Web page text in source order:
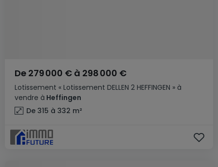
Lotissement « Lotissement DELLEN 2 HEFFINGEN » à
vendre à Heffingen
De 279 000 € à 298 000 €
De 315 à 332 m²